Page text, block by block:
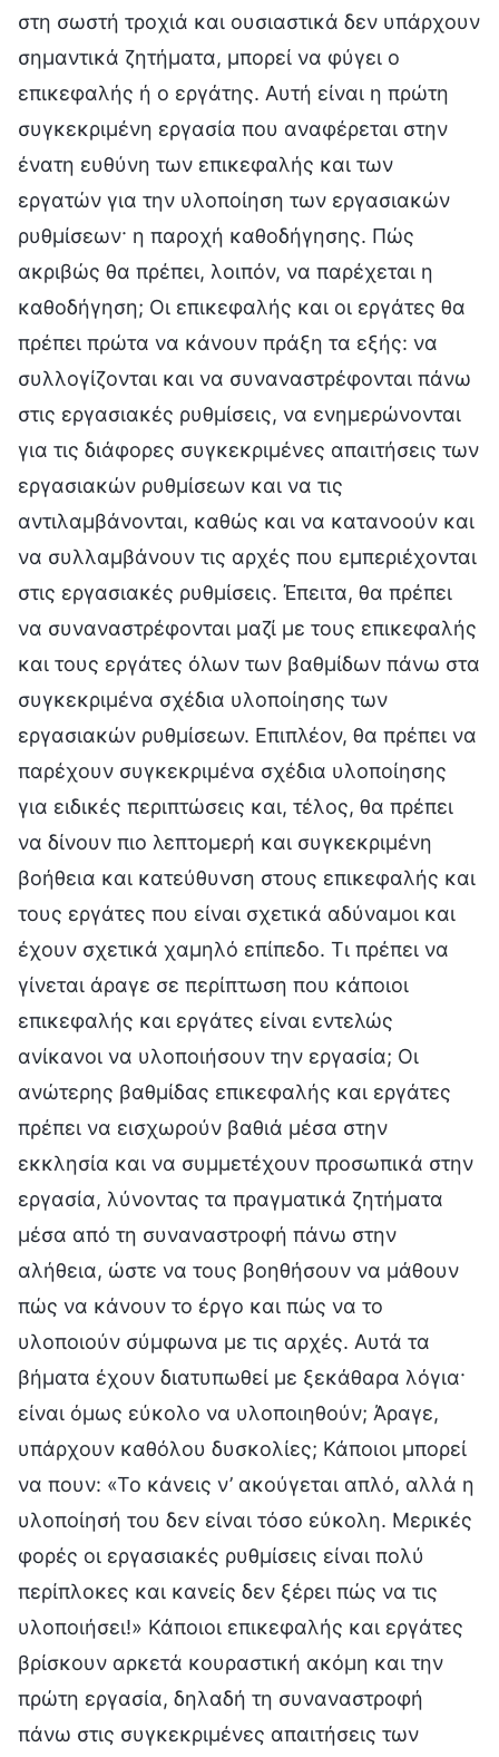
στη σωστή τροχιά και ουσιαστικά δεν υπάρχουν
σημαντικά ζητήματα, μπορεί να φύγει ο
επικεφαλής ή ο εργάτης. Αυτή είναι η πρώτη
συγκεκριμένη εργασία που αναφέρεται στην
ένατη ευθύνη των επικεφαλής και των
εργατών για την υλοποίηση των εργασιακών
ρυθμίσεων· η παροχή καθοδήγησης. Πώς
ακριβώς θα πρέπει, λοιπόν, να παρέχεται η
καθοδήγηση; Οι επικεφαλής και οι εργάτες θα
πρέπει πρώτα να κάνουν πράξη τα εξής: να
συλλογίζονται και να συναναστρέφονται πάνω
στις εργασιακές ρυθμίσεις, να ενημερώνονται
για τις διάφορες συγκεκριμένες απαιτήσεις των
εργασιακών ρυθμίσεων και να τις
αντιλαμβάνονται, καθώς και να κατανοούν και
να συλλαμβάνουν τις αρχές που εμπεριέχονται
στις εργασιακές ρυθμίσεις. Έπειτα, θα πρέπει
να συναναστρέφονται μαζί με τους επικεφαλής
και τους εργάτες όλων των βαθμίδων πάνω στα
συγκεκριμένα σχέδια υλοποίησης των
εργασιακών ρυθμίσεων. Επιπλέον, θα πρέπει να
παρέχουν συγκεκριμένα σχέδια υλοποίησης
για ειδικές περιπτώσεις και, τέλος, θα πρέπει
να δίνουν πιο λεπτομερή και συγκεκριμένη
βοήθεια και κατεύθυνση στους επικεφαλής και
τους εργάτες που είναι σχετικά αδύναμοι και
έχουν σχετικά χαμηλό επίπεδο. Τι πρέπει να
γίνεται άραγε σε περίπτωση που κάποιοι
επικεφαλής και εργάτες είναι εντελώς
ανίκανοι να υλοποιήσουν την εργασία; Οι
ανώτερης βαθμίδας επικεφαλής και εργάτες
πρέπει να εισχωρούν βαθιά μέσα στην
εκκλησία και να συμμετέχουν προσωπικά στην
εργασία, λύνοντας τα πραγματικά ζητήματα
μέσα από τη συναναστροφή πάνω στην
αλήθεια, ώστε να τους βοηθήσουν να μάθουν
πώς να κάνουν το έργο και πώς να το
υλοποιούν σύμφωνα με τις αρχές. Αυτά τα
βήματα έχουν διατυπωθεί με ξεκάθαρα λόγια·
είναι όμως εύκολο να υλοποιηθούν; Άραγε,
υπάρχουν καθόλου δυσκολίες; Κάποιοι μπορεί
να πουν: «Το κάνεις ν’ ακούγεται απλό, αλλά η
υλοποίησή του δεν είναι τόσο εύκολη. Μερικές
φορές οι εργασιακές ρυθμίσεις είναι πολύ
περίπλοκες και κανείς δεν ξέρει πώς να τις
υλοποιήσει!» Κάποιοι επικεφαλής και εργάτες
βρίσκουν αρκετά κουραστική ακόμη και την
πρώτη εργασία, δηλαδή τη συναναστροφή
πάνω στις συγκεκριμένες απαιτήσεις των